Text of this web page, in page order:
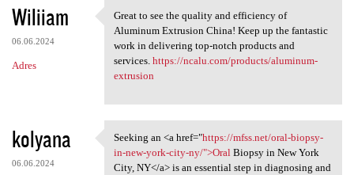
Wiliiam
06.06.2024
Adres
Great to see the quality and
Great to see the quality and efficiency of
Aluminum Extrusion China! Keep up the fantastic
work in delivering top-notch products and
services. https://ncalu.com/products/aluminum-
extrusion
kolyana
06.06.2024
Seeking an <a href="https:/
Seeking an <a href="https://mfss.net/oral-biopsy-
in-new-york-city-ny/">OralBiopsy in New York
City, NY</a> is an essential step in diagnosing and